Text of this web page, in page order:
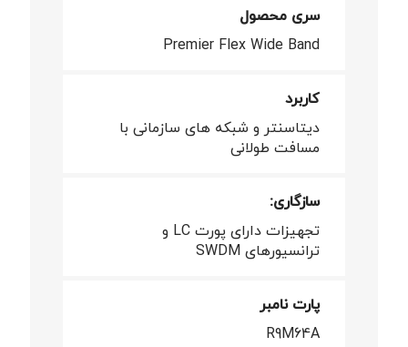
سری محصول
Premier Flex Wide Band
کاربرد
دیتاسنتر و شبکه های سازمانی با
مسافت طولانی
سازگاری:
تجهیزات دارای پورت LC و
ترانسیورهای SWDM
پارت نامبر
R9M64A